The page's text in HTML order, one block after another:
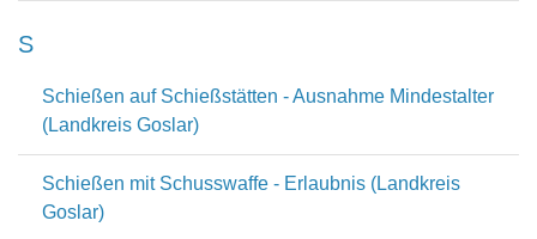
S
Schießen auf Schießstätten - Ausnahme Mindestalter
(Landkreis Goslar)
Schießen mit Schusswaffe - Erlaubnis (Landkreis
Goslar)